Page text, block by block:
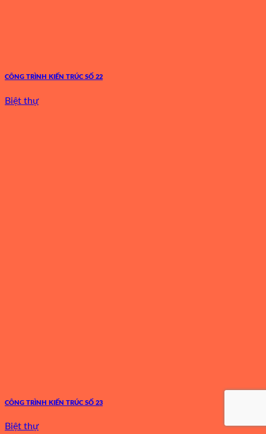
CÔNG TRÌNH KIẾN TRÚC SỐ 22
Biệt thự
CÔNG TRÌNH KIẾN TRÚC SỐ 23
Biệt thự